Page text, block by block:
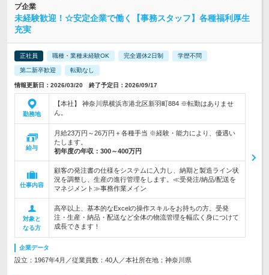
プ企業
未経験歓迎！☆安定企業で働く【事務スタッフ】各種福利厚生
充実
正社員 職種・業種未経験OK 完全週休2日制 学歴不問
第二新卒歓迎 転勤なし
情報更新日：2026/03/20 終了予定日：2026/09/17
勤務地
【本社】 神奈川県横浜市港北区新羽町884 ※転勤はありませ
ん。
給与
月給23万円～26万円＋各種手当 ※経験・能力により、優遇い
たします。
初年度の年収： 300～400万円
仕事内容
顧客の発注書の仕様をシステムに入力し、納期と製造ライン状
況を調整し、生産の進行管理をします。≪受発注/納品/配送を
マネジメント≫事務作業メイン
対象と
なる方
高卒以上、基本的なExcelの操作スキルをお持ちの方。受発
注・生産・納品・配送など全体の物流管理を幅広く身につけて
成長できます！
企業データ
設立：1967年4月／従業員数：40人／本社所在地：神奈川県